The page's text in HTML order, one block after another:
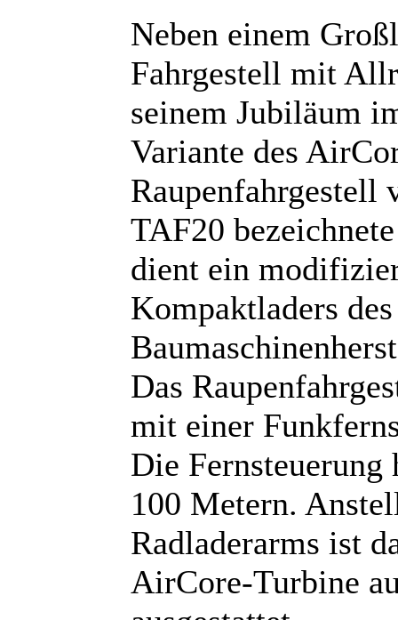
Neben einem
Fahrgestell mit
seinem Jubiläum
Variante des
Raupenfahrgestell
TAF20
dient ein
Kompaktladers
Das
mit einer
Die
100 Metern.
Radladerarms ist
AirCore-Turbine